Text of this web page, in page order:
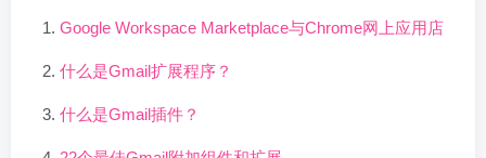
Google Workspace Marketplace与Chrome网上应用店
什么是Gmail扩展程序？
什么是Gmail插件？